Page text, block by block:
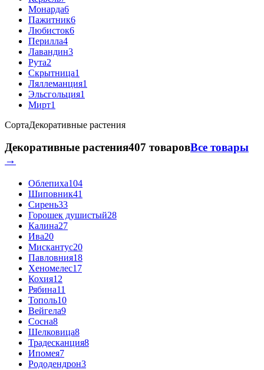
Монарда6
Пажитник6
Любисток6
Перилла4
Лавандин3
Рута2
Скрытница1
Ляллеманция1
Эльсгольция1
Мирт1
СортаДекоративные растения
Декоративные растения407 товаровВсе товары
→
Облепиха104
Шиповник41
Сирень33
Горошек душистый28
Калина27
Ива20
Мискантус20
Павловния18
Хеномелес17
Кохия12
Рябина11
Тополь10
Вейгела9
Сосна8
Шелковица8
Традесканция8
Ипомея7
Рододендрон3